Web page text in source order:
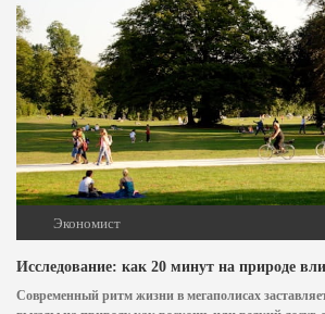
Экономист
Исследование: как 20 минут на природе
Современный ритм жизни в мегаполисах